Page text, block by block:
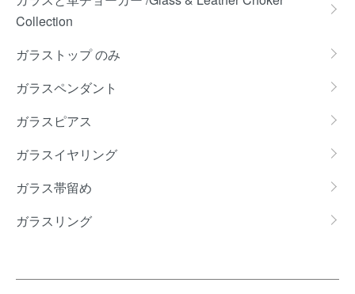
Collection
ガラストップ のみ
ガラスペンダント
ガラスピアス
ガラスイヤリング
ガラス帯留め
ガラスリング